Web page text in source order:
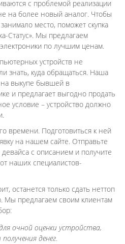
с проблемой реализации
на более новый аналог. Чтобы
место, поможет скупка
Статус». Мы предлагаем
по лучшим ценам.
устройств не
знать, куда обращаться. Наша
на выкупе бывшей в
и предлагает выгодно продать
условие – устройство должно
времени. Подготовиться к ней
на нашем сайте. Отправьте
с описанием и получите
наших специалистов-
останется только сдать неттоп
Мы предлагаем своим клиентам
очной оценки устройства,
денег.